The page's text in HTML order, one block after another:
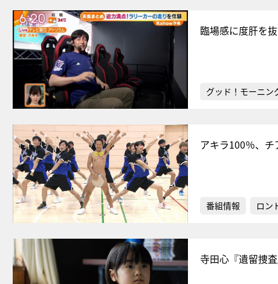
臨場感に度肝を
グッド！モーニン
アキラ100％、
番組情報 ロン
寺田心『遺留捜